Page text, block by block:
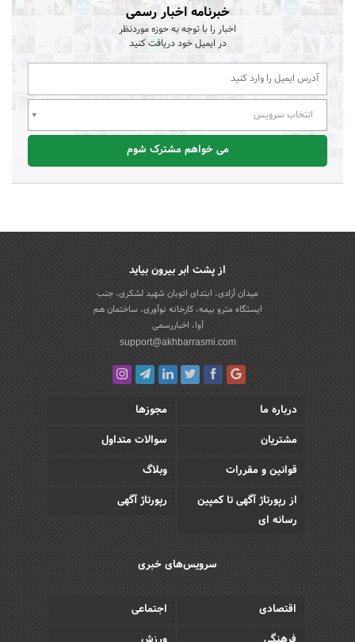
خبرنامه اخبار رسمی
اخبار را با توجه به حوزه موردنظر
در ایمیل خود دریافت کنید
انتخاب سرویس
می خواهم مشترک شوم
از پشت ابر بیرون بیاید
میدان آزادی، ابتدای اتوبان شهید لشکری، جنب
ایستگاه مترو بیمه، کارخانه نوآوری، ساختمان هم
آوا، اخباررسمی
support@akhbarrasmi.com
درباره ما
مجوزها
مشتریان
سوالات متداول
قوانین و مقررات
وبلاگ
از رپورتاژ آگهی تا کمپین
رسانه ای
رپورتاژ آگهی
سرویس‌های خبری
اقتصادی
اجتماعی